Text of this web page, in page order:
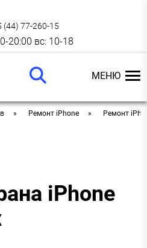
(44) 77-260-15
20:00 вс: 10-18
МЕНЮ
Ремонт iPhone Ремонт
iPhone